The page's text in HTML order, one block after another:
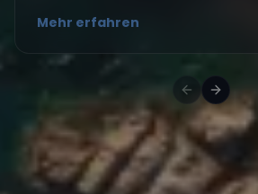
Mehr erfahren